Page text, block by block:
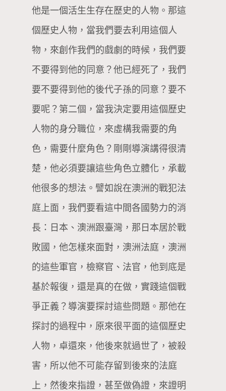
他是一個活生生存在歷史的人物。那這
個歷史人物，當我們要去利用這個人
物，來創作我們的戲劇的時候，我們要
不要得到他的同意？他已經死了，我們
要不要得到他的後代子孫的同意？要不
要呢？第二個，當我決定要用這個歷史
人物的身分職位，來虛構我需要的角
色，需要什麼角色？剛剛導演講得很清
楚，他必須要讓這些角色立體化，承載
他很多的想法。譬如說在澳洲的戰犯法
庭上面，我們要看這中間各國勢力的消
長：日本、澳洲跟臺灣，那日本居於戰
敗國，他怎樣來面對，澳洲法庭，澳洲
的這些軍官，檢察官、法官，他到底是
基於報復，還是真的在做，實踐這個戰
爭正義？導演要探討這些問題。那他在
探討的過程中，原來很平面的這個歷史
人物，卓還來，他後來就過世了，被殺
害，所以他不可能存留到後來的法庭
上，然後來指證，甚至做偽證，來證明